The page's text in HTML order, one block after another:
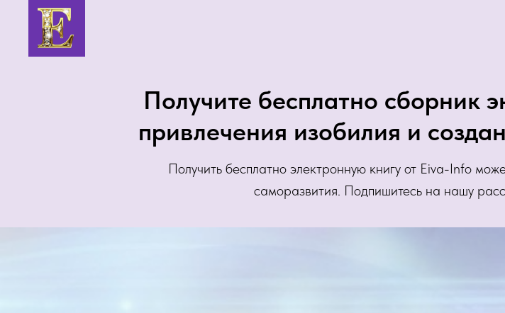
Получите бесплатно сборник
привлечения изобилия и
Получить бесплатно электронную книгу от Eiva-Info
саморазвития. Подпишитесь на нашу